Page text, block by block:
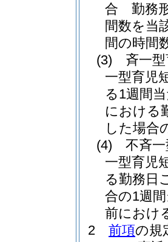
合 勤務
間数を当
間の時間
(3)
斉一
一型育児
る1週間
における
した場合
(4)
不斉
一型育児
る勤務日
合の1週
前におけ
2
前項の規